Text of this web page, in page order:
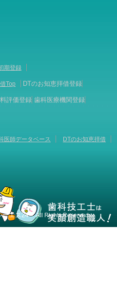
期登録
Top DTのお知恵拝借登録
評価登録 歯科医療機関登録
医師データベース DTのお知恵拝借
ーエス24All Rights Reserved.